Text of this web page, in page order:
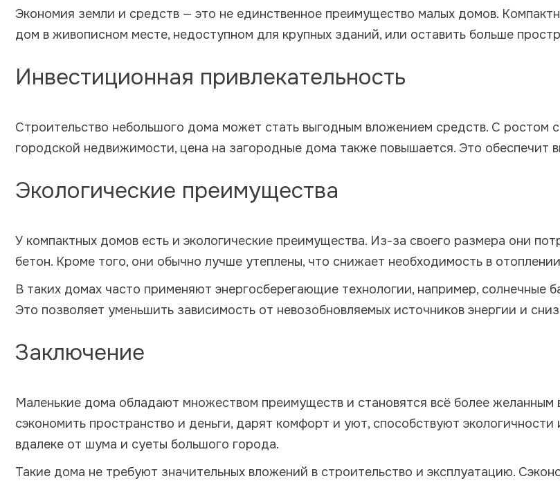
Экономия земли и средств — это не единственное преимущество малых домов.
дом в живописном месте, недоступном для крупных зданий, или оставить больше
Инвестиционная привлекательность
Строительство небольшого дома может стать выгодным вложением средств. С ростом
городской недвижимости, цена на загородные дома также повышается. Это
Экологические преимущества
У компактных домов есть и экологические преимущества. Из-за своего размера они
бетон. Кроме того, они обычно лучше утеплены, что снижает необходимость в
В таких домах часто применяют энергосберегающие технологии, например,
Это позволяет уменьшить зависимость от невозобновляемых источников энергии и
Заключение
Маленькие дома обладают множеством преимуществ и становятся всё более
сэкономить пространство и деньги, дарят комфорт и уют, способствуют
вдалеке от шума и суеты большого города.
Такие дома не требуют значительных вложений в строительство и эксплуатацию.